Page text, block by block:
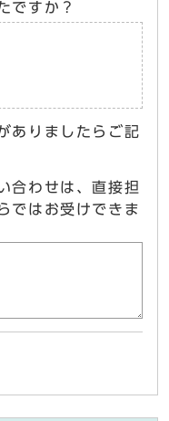
ですか？
ありましたらご記
合わせは、直接担
ではお受けできま